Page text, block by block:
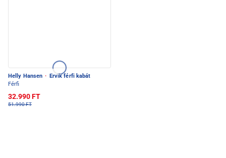
Helly Hansen ·
Ervik férfi kabát
Férfi
32.990 FT
51.990 FT